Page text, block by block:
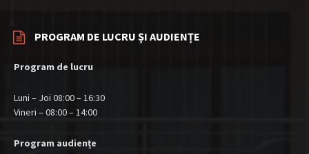
PROGRAM DE LUCRU ȘI AUDIENȚE
Program de lucru
Luni – Joi 08:00 – 16:30
Vineri – 08:00 – 14:00
Program audiențe